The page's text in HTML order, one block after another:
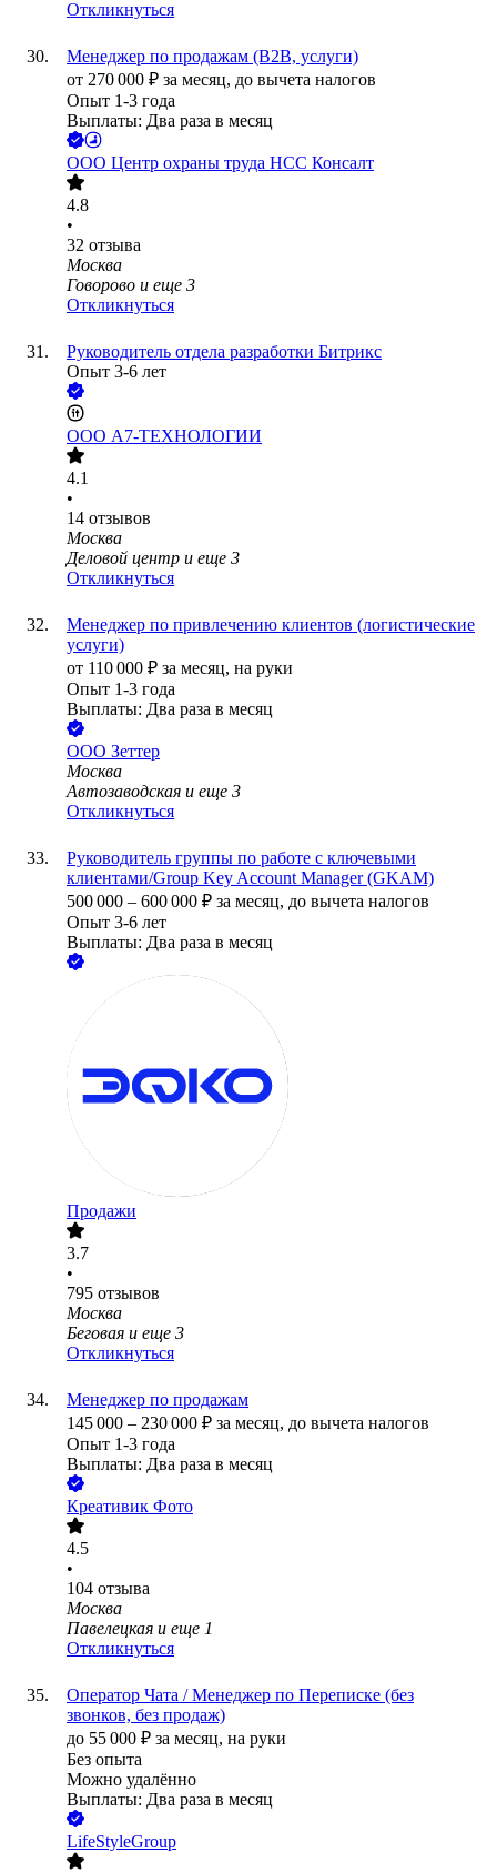
Откликнуться
Менеджер по продажам (B2B, услуги)
от 270 000 ₽ за месяц, до вычета налогов
Опыт 1-3 года
Выплаты: Два раза в месяц
ООО Центр охраны труда НСС Консалт
4.8
•
32 отзыва
Москва
Говорово и еще 3
Откликнуться
Руководитель отдела разработки Битрикс
Опыт 3-6 лет
ООО А7-ТЕХНОЛОГИИ
4.1
•
14 отзывов
Москва
Деловой центр и еще 3
Откликнуться
Менеджер по привлечению клиентов (логистические
услуги)
от 110 000 ₽ за месяц, на руки
Опыт 1-3 года
Выплаты: Два раза в месяц
ООО Зеттер
Москва
Автозаводская и еще 3
Откликнуться
Руководитель группы по работе с ключевыми
клиентами/Group Key Account Manager (GKAM)
500 000 – 600 000 ₽ за месяц, до вычета налогов
Опыт 3-6 лет
Выплаты: Два раза в месяц
Продажи
3.7
•
795 отзывов
Москва
Беговая и еще 3
Откликнуться
Менеджер по продажам
145 000 – 230 000 ₽ за месяц, до вычета налогов
Опыт 1-3 года
Выплаты: Два раза в месяц
Креативик Фото
4.5
•
104 отзыва
Москва
Павелецкая и еще 1
Откликнуться
Оператор Чата / Менеджер по Переписке (без
звонков, без продаж)
до 55 000 ₽ за месяц, на руки
Без опыта
Можно удалённо
Выплаты: Два раза в месяц
LifeStyleGroup